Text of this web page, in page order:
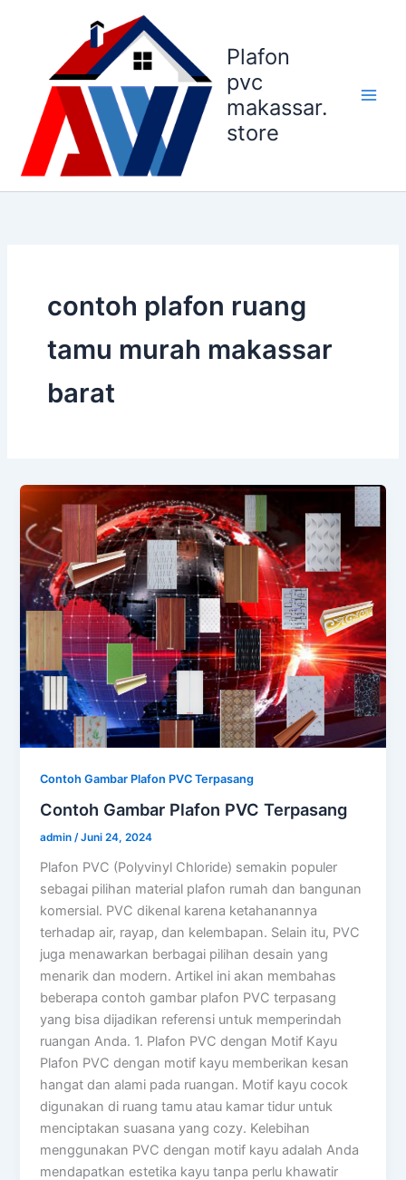
Plafon
pvc
makassar.
store
contoh plafon ruang
tamu murah makassar
barat
Contoh Gambar Plafon PVC Terpasang
Contoh Gambar Plafon PVC Terpasang
admin/Juni 24, 2024
Plafon PVC (Polyvinyl Chloride) semakin populer
sebagai pilihan material plafon rumah dan bangunan
komersial. PVC dikenal karena ketahanannya
terhadap air, rayap, dan kelembapan. Selain itu, PVC
juga menawarkan berbagai pilihan desain yang
menarik dan modern. Artikel ini akan membahas
beberapa contoh gambar plafon PVC terpasang
yang bisa dijadikan referensi untuk memperindah
ruangan Anda. 1. Plafon PVC dengan Motif Kayu
Plafon PVC dengan motif kayu memberikan kesan
hangat dan alami pada ruangan. Motif kayu cocok
digunakan di ruang tamu atau kamar tidur untuk
menciptakan suasana yang cozy. Kelebihan
menggunakan PVC dengan motif kayu adalah Anda
mendapatkan estetika kayu tanpa perlu khawatir